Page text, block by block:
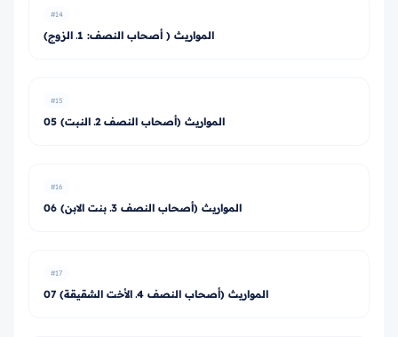
#14
المواريث ( أصحاب النصف: 1ـ الزوج)
#15
05 المواريث (أصحاب النصف 2ـ النبت)
#16
06 المواريث (أصحاب النصف 3ـ بنت الابن)
#17
07 المواريث (أصحاب النصف 4ـ الأخت الشقيقة)